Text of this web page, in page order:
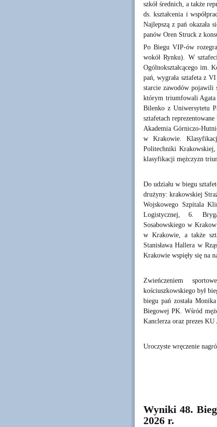
szkół średnich, a także
ds. kształcenia i
Najlepszą z pań okazała
panów Oren Struck z
Po Biegu VIP-ów
wokół Rynku). W
Ogólnokształcącego im.
pań, wygrała sztafeta z
starcie zawodów pojawili
którym triumfowali
Bilenko z Uniwersytetu
sztafetach
Akademia Górniczo-
w Krakowie.
Politechniki
klasyfikacji mężczyzn
Do udziału w biegu
drużyny: krakowskiej
Wojskowego Szpitala
Logistycznej, 6.
Sosabowskiego w
w Krakowie, a także
Stanisława Hallera w
Krakowie wspięły się na
Zwieńczeniem
kościuszkowskiego był
biegu pań została
Biegowej PK. Wśród
Kanclerza oraz prezes
Uroczyste wręczenie
Wyniki 48.
2026 r.